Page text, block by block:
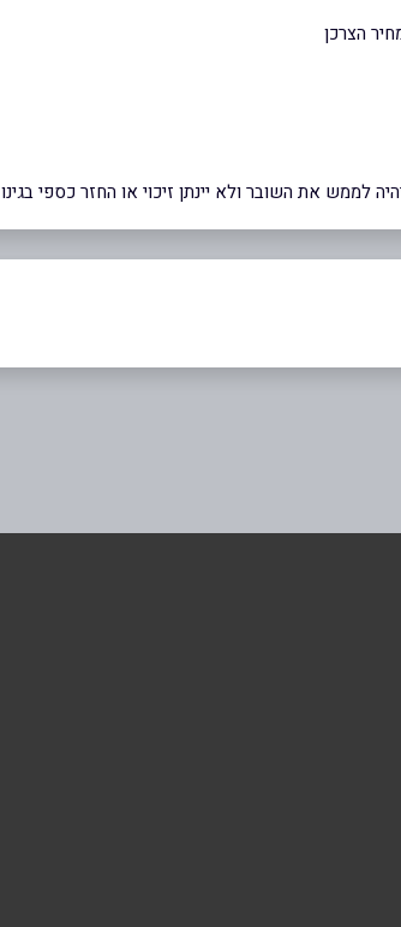
לממש את השובר ולא יינתן זיכוי או החזר כספי בגינו